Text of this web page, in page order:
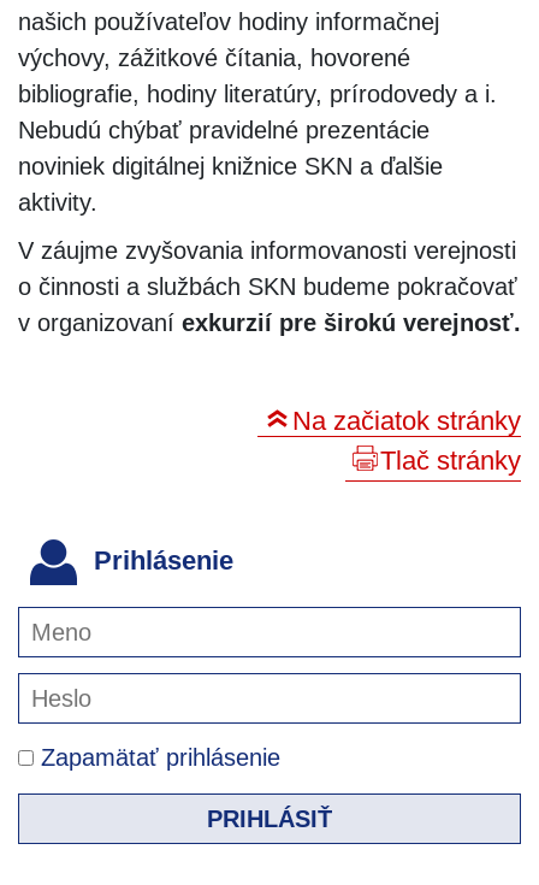
našich používateľov hodiny informačnej
výchovy, zážitkové čítania, hovorené
bibliografie, hodiny literatúry, prírodovedy a i.
Nebudú chýbať pravidelné prezentácie
noviniek digitálnej knižnice SKN a ďalšie
aktivity.
V záujme zvyšovania informovanosti verejnosti
o činnosti a službách SKN budeme pokračovať
v organizovaní exkurzií pre širokú verejnosť.
Na začiatok stránky
Tlač stránky
Prihlásenie
Zapamätať prihlásenie
PRIHLÁSIŤ